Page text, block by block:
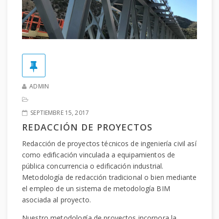
ADMIN
SEPTIEMBRE 15, 2017
REDACCIÓN DE PROYECTOS
Redacción de proyectos técnicos de ingeniería civil así
como edificación vinculada a equipamientos de
pública concurrencia o edificación industrial.
Metodología de redacción tradicional o bien mediante
el empleo de un sistema de metodología BIM
asociada al proyecto.